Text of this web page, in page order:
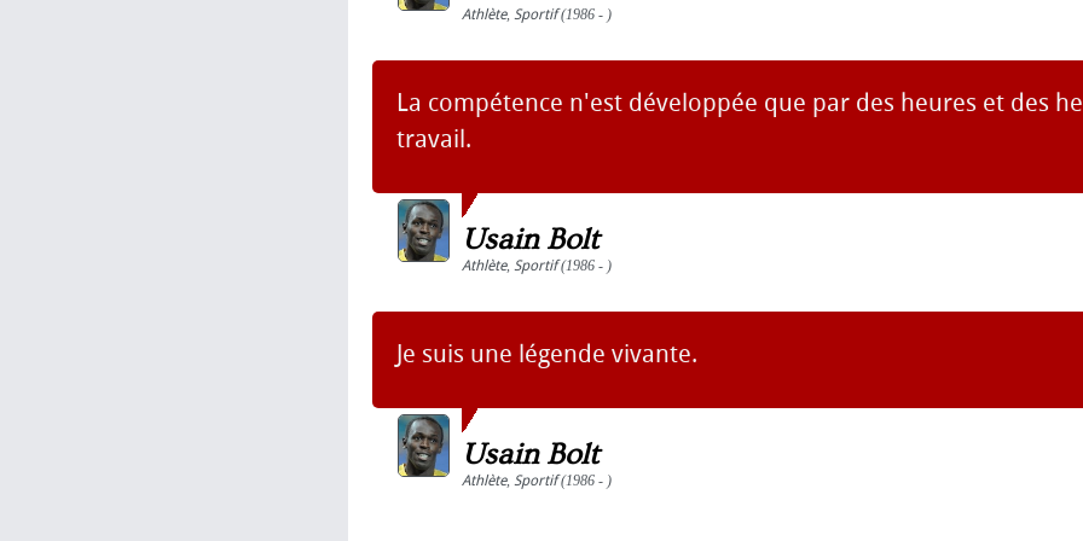
Athlète, Sportif(1986 - )
La compétence n'est développée que par des heures et des
travail.
Usain Bolt
Athlète, Sportif(1986 - )
Je suis une légende vivante.
Usain Bolt
Athlète, Sportif(1986 - )